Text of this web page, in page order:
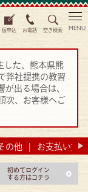
仮申込 お電話 空き検索
した、熊本県熊
弊社提携の教習
出る場合は、
次、お客様へご
の他 お支払い方法
初めてログイン
する方はコチラ
MENU